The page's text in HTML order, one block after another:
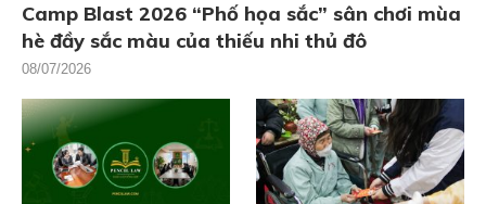
Camp Blast 2026 “Phố họa sắc” sân chơi mùa
hè đầy sắc màu của thiếu nhi thủ đô
08/07/2026